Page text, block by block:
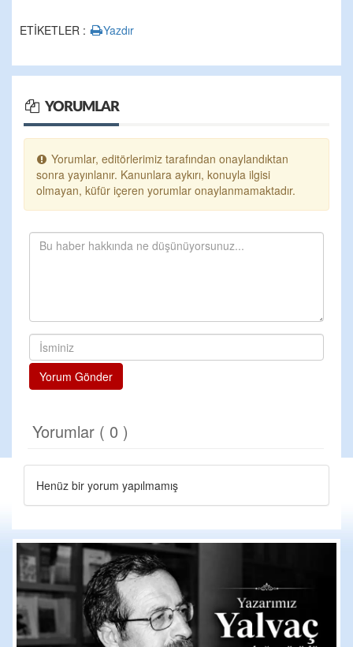
ETİKETLER : Yazdır
YORUMLAR
Yorumlar, editörlerimiz tarafından onaylandıktan
sonra yayınlanır. Kanunlara aykırı, konuyla ilgisi
olmayan, küfür içeren yorumlar onaylanmamaktadır.
Yorum Gönder
Yorumlar ( 0 )
Henüz bir yorum yapılmamış